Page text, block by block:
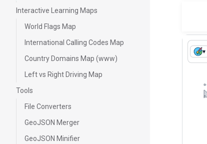
Interactive Learning Maps
World Flags Map
International Calling Codes Map
Country Domains Map (www)
Left vs Right Driving Map
Tools
File Converters
GeoJSON Merger
GeoJSON Minifier
▾